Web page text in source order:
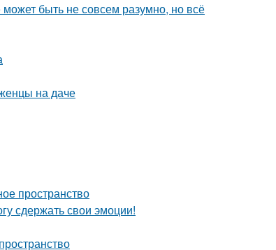
быть не совсем разумно, но всё
на даче
пространство
сдержать свои эмоции!